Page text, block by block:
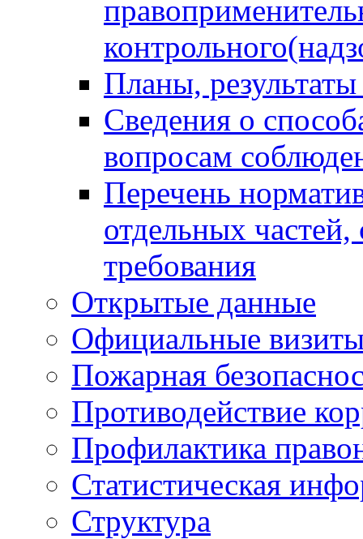
Планы,
Сведения о
вопросам
Перечень
отдельных
требования
Открытые данные
Официальные
Пожарная
Противодействие
Профилактика
Статистическая
Структура